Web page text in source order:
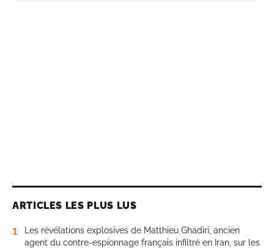
ARTICLES LES PLUS LUS
1
Les révélations explosives de Matthieu Ghadiri, ancien
agent du contre-espionnage français infiltré en Iran, sur les